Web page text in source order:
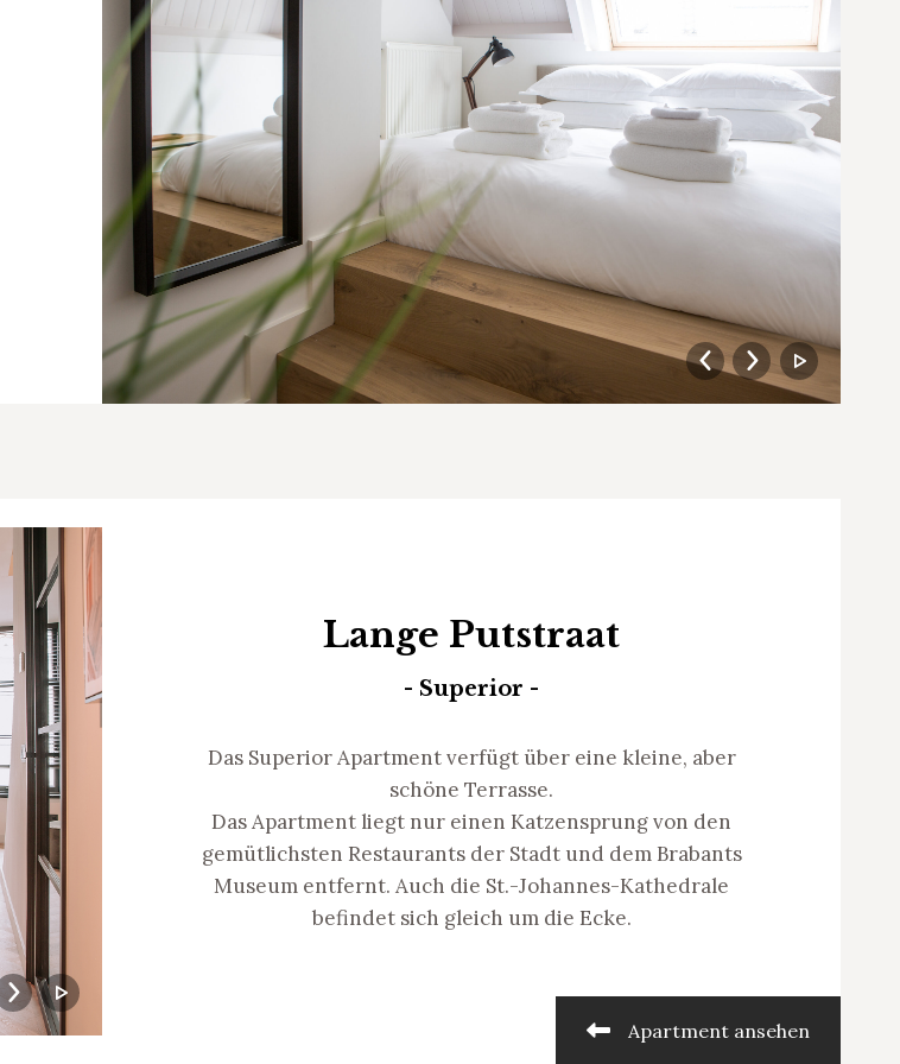
Lange Putstraat
- Superior -
Das Superior Apartment verfügt über eine kleine, aber
schöne Terrasse.
Das Apartment liegt nur einen Katzensprung von den
gemütlichsten Restaurants der Stadt und dem Brabants
Museum entfernt. Auch die St.-Johannes-Kathedrale
befindet sich gleich um die Ecke.
Apartment ansehen